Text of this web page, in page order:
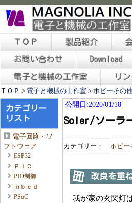
ＴＯＰ 製品紹介
お問い合わせ Download
電子と機械の工作室 リン
ＴＯＰ > 電子と機械の工作室 > ホビーその
カテゴリー
リスト
電子回路・ソ
フトウェア
ESP32
ＰＩＣ
PID制御
ｍｂｅｄ
PSoC
公開日:2020/01/18
Soler/ソーラ
カテゴリー： ホビー
改良を重
我が家の玄関灯